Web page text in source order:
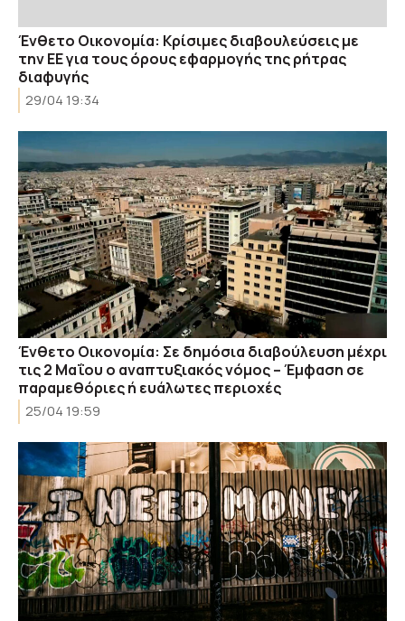
Ένθετο Οικονομία: Κρίσιμες διαβουλεύσεις με
την ΕΕ για τους όρους εφαρμογής της ρήτρας
διαφυγής
29/04 19:34
Ένθετο Οικονομία: Σε δημόσια διαβούλευση μέχρι
τις 2 Μαΐου ο αναπτυξιακός νόμος – Έμφαση σε
παραμεθόριες ή ευάλωτες περιοχές
25/04 19:59